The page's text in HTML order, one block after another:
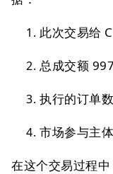
此次交易给
总成交额
执行的订单
市场参与主
在这个交易过程